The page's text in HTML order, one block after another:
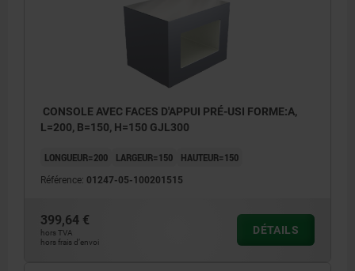
CONSOLE AVEC FACES D'APPUI PRÉ-USI FORME:A,
L=200, B=150, H=150 GJL300
LONGUEUR=200 LARGEUR=150 HAUTEUR=150
Référence: 01247-05-100201515
399,64 €
hors TVA
hors frais d’envoi
DÉTAILS